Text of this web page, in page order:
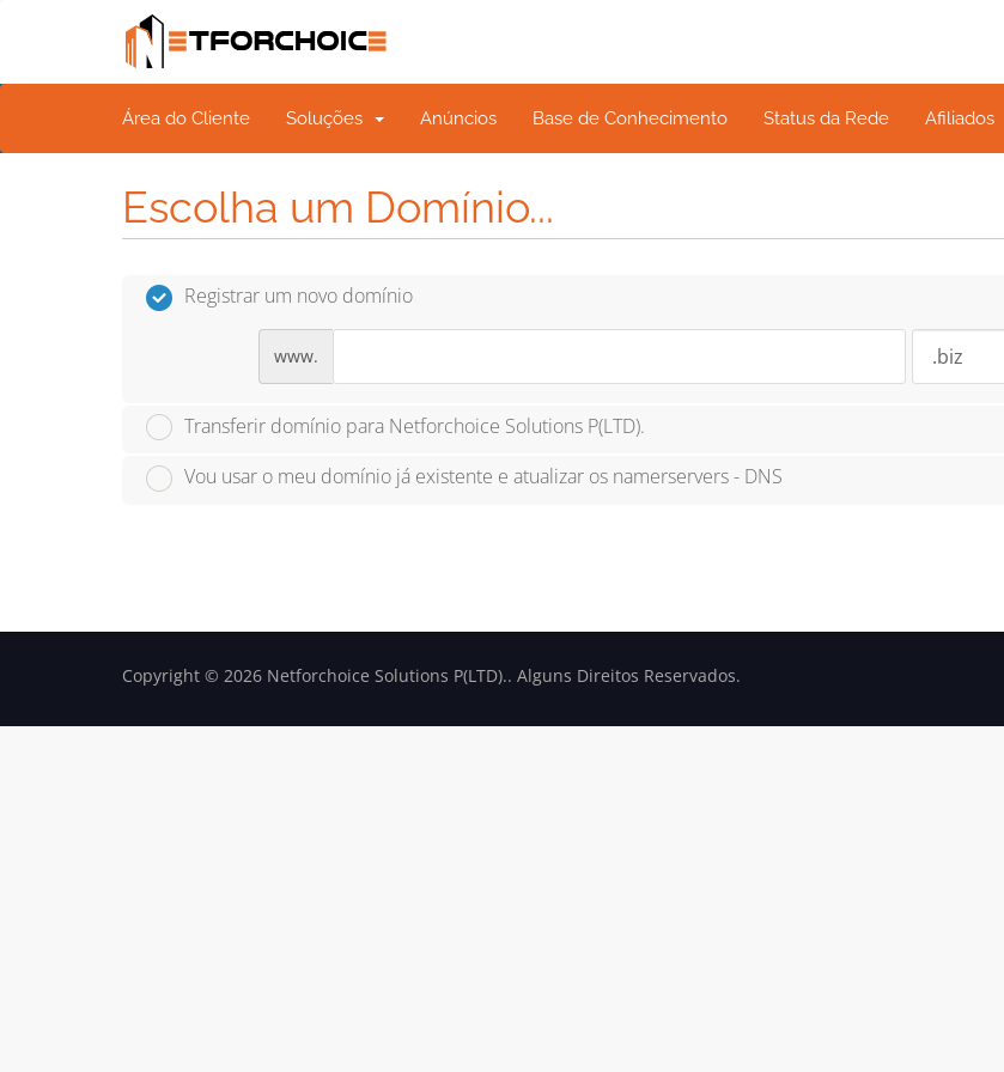
Área do Cliente Soluções Anúncios Base de Conhecimento Status da Rede Afiliados
Escolha um Domínio...
Registrar um novo domínio
www.
Transferir domínio para Netforchoice Solutions P(LTD).
Vou usar o meu domínio já existente e atualizar os namerservers - DNS
Copyright © 2026 Netforchoice Solutions P(LTD).. Alguns Direitos Reservados.